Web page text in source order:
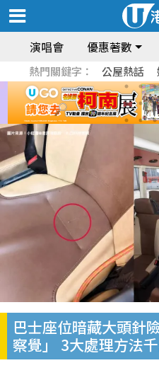
演唱會 優惠著數
熱門關鍵字： 公屋熱話
巴士座位暗藏大頭針
察覺」 3大處理方法